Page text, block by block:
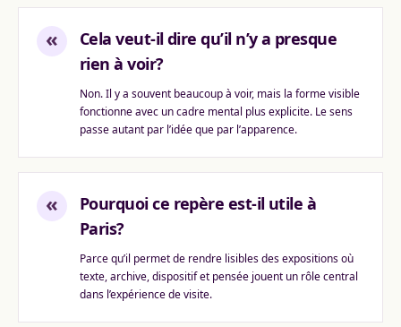
«
Cela veut-il dire qu’il n’y a presque
rien à voir?
Non. Il y a souvent beaucoup à voir, mais la forme visible
fonctionne avec un cadre mental plus explicite. Le sens
passe autant par l’idée que par l’apparence.
«
Pourquoi ce repère est-il utile à
Paris?
Parce qu’il permet de rendre lisibles des expositions où
texte, archive, dispositif et pensée jouent un rôle central
dans l’expérience de visite.